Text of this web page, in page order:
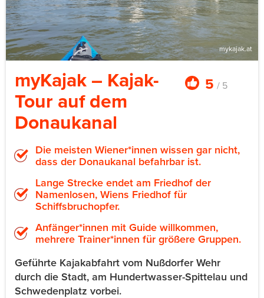
mykajak.at
myKajak – Kajak-
Tour auf dem
Donaukanal
5 / 5
Die meisten Wiener*innen wissen gar nicht,
dass der Donaukanal befahrbar ist.
Lange Strecke endet am Friedhof der
Namenlosen, Wiens Friedhof für
Schiffsbruchopfer.
Anfänger*innen mit Guide willkommen,
mehrere Trainer*innen für größere Gruppen.
Geführte Kajakabfahrt vom Nußdorfer Wehr
durch die Stadt, am Hundertwasser-Spittelau und
Schwedenplatz vorbei.